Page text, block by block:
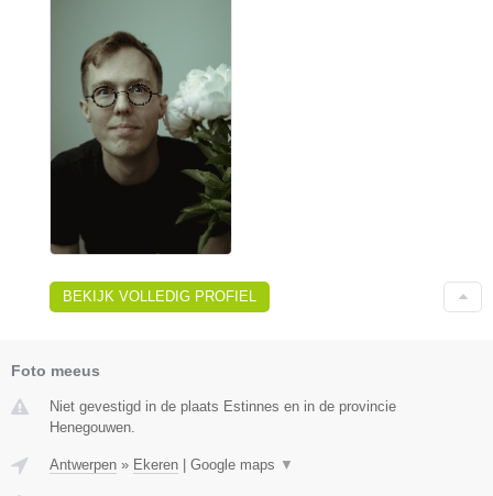
BEKIJK VOLLEDIG PROFIEL
Foto meeus
Niet gevestigd in de plaats Estinnes en in de provincie
Henegouwen.
Antwerpen » Ekeren Google maps ▼